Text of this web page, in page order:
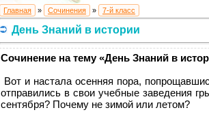
Главная » Сочинения » 7-й класс
День Знаний в истории
Сочинение на тему «День Знаний в
Вот и настала осенняя пора,
отправились в свои учебные заведения
сентября? Почему не зимой или летом?